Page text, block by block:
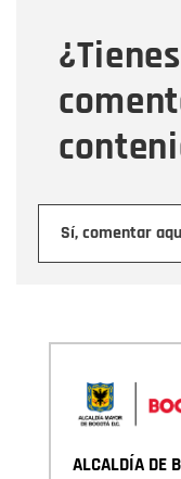
Sí, comentar
Mensaje
ALCALDÍA DE